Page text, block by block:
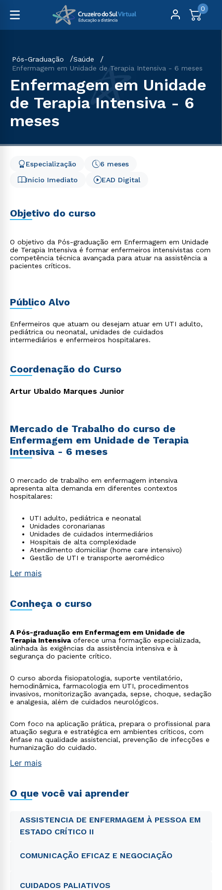
0
Pós-Graduação
Saúde
Enfermagem em Unidade de Terapia Intensiva - 6 meses
Enfermagem em Unidade
de Terapia Intensiva - 6
meses
Início Imediato
6 meses
Especialização
EAD Digital
Objetivo do curso
O objetivo da Pós-graduação em Enfermagem em Unidade
de Terapia Intensiva é formar enfermeiros intensivistas com
competência técnica avançada para atuar na assistência a
pacientes críticos.
Público Alvo
Enfermeiros que atuam ou desejam atuar em UTI adulto,
pediátrica ou neonatal, unidades de cuidados
intermediários e enfermeiros hospitalares.
Coordenação do Curso
Artur Ubaldo Marques Junior
Mercado de Trabalho do curso de
Enfermagem em Unidade de Terapia
Intensiva - 6 meses
O mercado de trabalho em enfermagem intensiva
apresenta alta demanda em diferentes contextos
hospitalares:
UTI adulto, pediátrica e neonatal
Unidades coronarianas
Unidades de cuidados intermediários
Hospitais de alta complexidade
Atendimento domiciliar (home care intensivo)
Gestão de UTI e transporte aeromédico
Ler mais
Conheça o curso
A Pós-graduação em Enfermagem em Unidade de
Terapia Intensivaoferece uma formação especializada,
alinhada às exigências da assistência intensiva e à
segurança do paciente crítico.
O curso aborda fisiopatologia, suporte ventilatório,
hemodinâmica, farmacologia em UTI, procedimentos
invasivos, monitorização avançada, sepse, choque, sedação
e analgesia, além de cuidados neurológicos.
Com foco na aplicação prática, prepara o profissional para
atuação segura e estratégica em ambientes críticos, com
ênfase na qualidade assistencial, prevenção de infecções e
humanização do cuidado.
Ler mais
O que você vai aprender
ASSISTENCIA DE ENFERMAGEM À PESSOA EM
ESTADO CRÍTICO II
COMUNICAÇÃO EFICAZ E NEGOCIAÇÃO
CUIDADOS PALIATIVOS